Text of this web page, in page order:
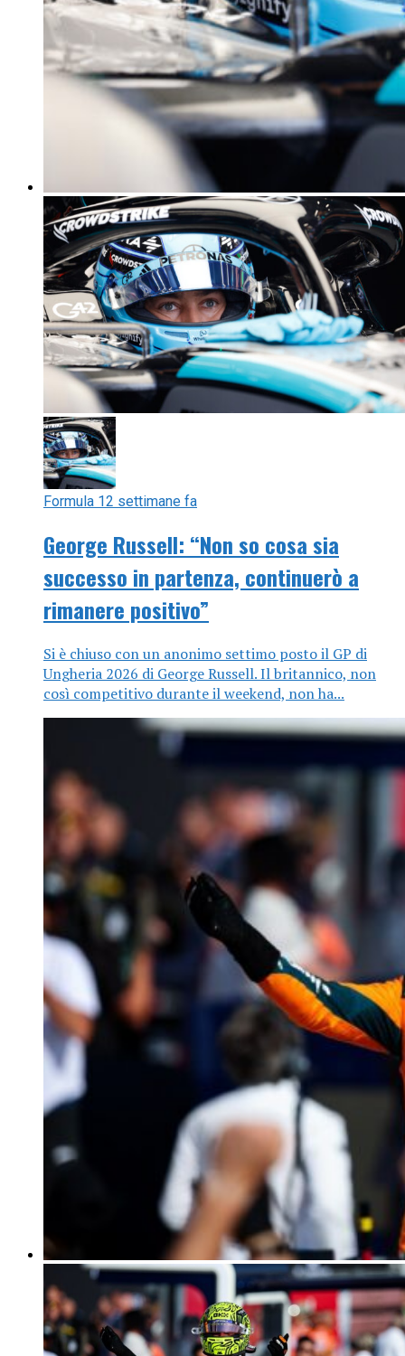
Formula 12 settimane fa
George Russell: “Non so cosa sia
successo in partenza, continuerò a
rimanere positivo”
Si è chiuso con un anonimo settimo posto il GP di
Ungheria 2026 di George Russell. Il britannico, non
così competitivo durante il weekend, non ha...